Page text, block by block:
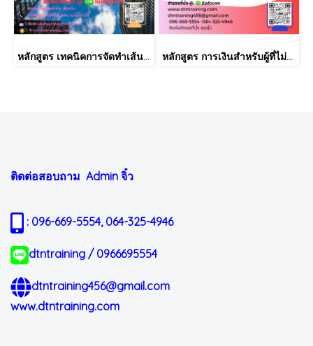
หลักสูตร เทคนิคการจัดทำเส้นทางการฝึกอบรม และการพัฒนาบุคลากร เป็นรายบุคคลอย่างเป็นระบบ Effective Training and Development Road Map & IDP Implementation หลักสูตร การเงินสำหรับผู้ที่ไม่ได้มีวิชาชีพด้านการเงิน (Finance for Non-Finance Professionals)
ติดต่อสอบถาม Admin จิ๋ว
: 096-669-5554, 064-325-4946
dtntraining / 0966695554
dtntraining456@gmail.com
www.dtntraining.com